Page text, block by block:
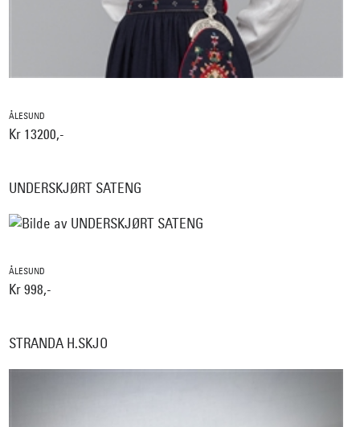
ÅLESUND
Kr 13200,-
UNDERSKJØRT SATENG
ÅLESUND
Kr 998,-
STRANDA H.SKJO